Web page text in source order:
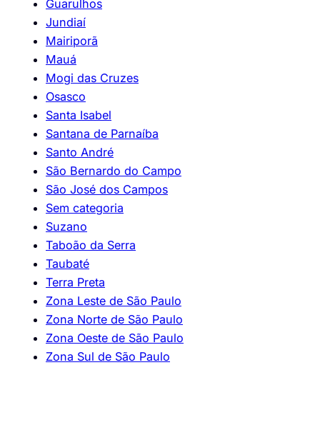
Guarulhos
Jundiaí
Mairiporã
Mauá
Mogi das Cruzes
Osasco
Santa Isabel
Santana de Parnaíba
Santo André
São Bernardo do Campo
São José dos Campos
Sem categoria
Suzano
Taboão da Serra
Taubaté
Terra Preta
Zona Leste de São Paulo
Zona Norte de São Paulo
Zona Oeste de São Paulo
Zona Sul de São Paulo